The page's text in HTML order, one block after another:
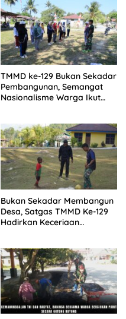
TMMD ke-129 Bukan Sekadar
Pembangunan, Semangat
Nasionalisme Warga Ikut
Bukan Sekadar Membangun
Desa, Satgas TMMD Ke-129
Hadirkan Keceriaan